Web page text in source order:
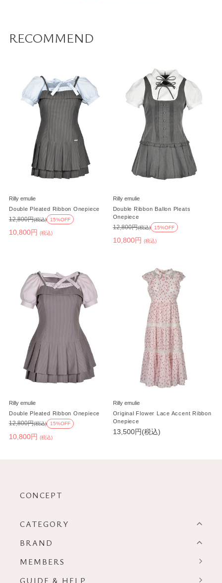
RECOMMEND
Rilly emulie
Double Pleated Ribbon Onepiece
10,800円 (税込)
12,800円(税込) 15%OFF
Rilly emulie
Double Ribbon Ballon Pleats
Onepiece
10,800円 (税込)
12,800円(税込) 15%OFF
Rilly emulie
Double Pleated Ribbon Onepiece
10,800円 (税込)
12,800円(税込) 15%OFF
Rilly emulie
Original Flower Lace Accent Ribbon
Onepiece
13,500円(税込)
CONCEPT
CATEGORY
BRAND
MEMBERS
GUIDE & HELP